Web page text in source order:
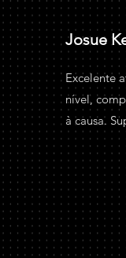
Josue
Excelente
nível,
à causa.